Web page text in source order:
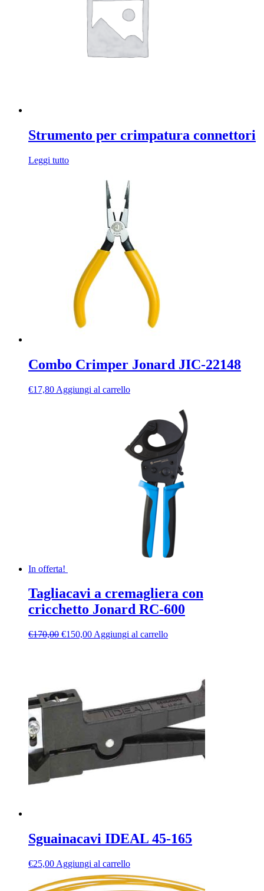
Strumento per crimpatura connettori
Leggi tutto
Combo Crimper Jonard JIC-22148
€17,80 Aggiungi al carrello
In offerta!
Tagliacavi a cremagliera con
cricchetto Jonard RC-600
€170,00 Il
€150,00IlAggiungi al carrello
Sguainacavi IDEAL 45-165
€25,00 Aggiungi al carrello